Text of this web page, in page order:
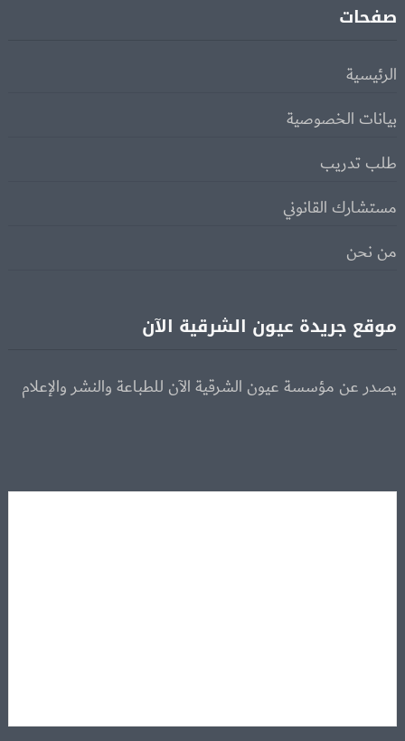
صفحات
الرئيسية
بيانات الخصوصية
طلب تدريب
مستشارك القانوني
من نحن
موقع جريدة عيون الشرقية الآن
يصدر عن مؤسسة عيون الشرقية الآن للطباعة والنشر والإعلام